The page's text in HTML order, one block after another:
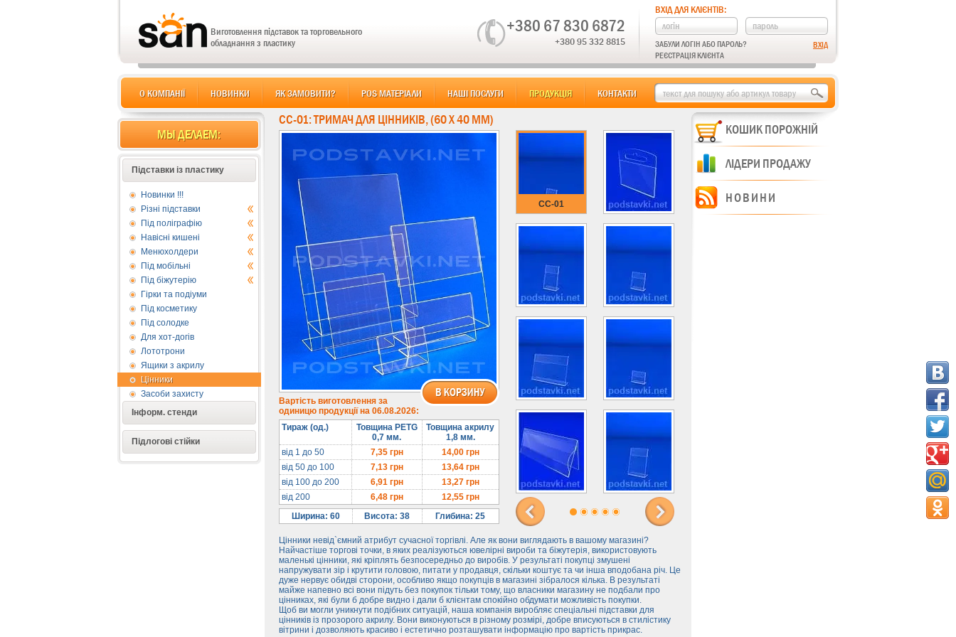
Виготовлення підставок та торговельного
обладнання з пластику
+380 67 830 6872
+380 95 332 8815
ВХІД ДЛЯ КЛІЄНТІВ:
ЗАБУЛИ ЛОГІН АБО ПАРОЛЬ?
РЕЄСТРАЦІЯ КЛІЄНТА
О КОМПАНІЇ НОВИНКИ ЯК ЗАМОВИТИ? POS МАТЕРІАЛИ НАШІ ПОСЛУГИ ПРОДУКЦІЯ КОНТАКТИ
МЫ ДЕЛАЕМ:
Підставки із пластику
Новинки !!!
Різні підставки
Під поліграфію
Навісні кишені
Менюхолдери
Під мобільні
Під біжутерію
Гірки та подіуми
Під косметику
Під солодке
Для хот-догів
Лототрони
Ящики з акрилу
Цінники
Засоби захисту
Інформ. стенди
Підлогові стійки
CC-01: ТРИМАЧ ДЛЯ ЦІННИКІВ, (60 Х 40 ММ)
Вартість виготовлення за
одиницю продукції на 06.08.2026:
Тираж (од.)
Товщина PETG
0,7 мм.
Товщина акрилу
1,8 мм.
від 1 до 50
7,35грн 14,00грн
від 50 до 100
7,13грн 13,64грн
від 100 до 200
6,91грн 13,27грн
від 200
6,48грн 12,55грн
Ширина: 60
Висота: 38 Глибина: 25
Цінники невід`ємний атрибут сучасної торгівлі. Але як вони виглядають в вашому магазині?
Найчастіше торгові точки, в яких реалізуються ювелірні вироби та біжутерія, використовують
маленькі цінники, які кріплять безпосередньо до виробів. У результаті покупці змушені
напружувати зір і крутити головою, питати у продавця, скільки коштує та чи інша вподобана річ. Це
дуже нервує обидві сторони, особливо якщо покупців в магазині зібралося кілька. В результаті
майже напевно всі вони підуть без покупок тільки тому, що власники магазину не подбали про
цінниках, які були б добре видно і дали б клієнтам спокійно обдумати можливість покупки.
Щоб ви могли уникнути подібних ситуацій, наша компанія виробляє спеціальні підставки для
цінників із прозорого акрилу. Вони виконуються в різному розмірі, добре вписуються в стилістику
вітрини і дозволяють красиво і естетично розташувати інформацію про вартість прикрас.
CC-01
КОШИК ПОРОЖНІЙ
ЛІДЕРИ ПРОДАЖУ
НОВИНИ